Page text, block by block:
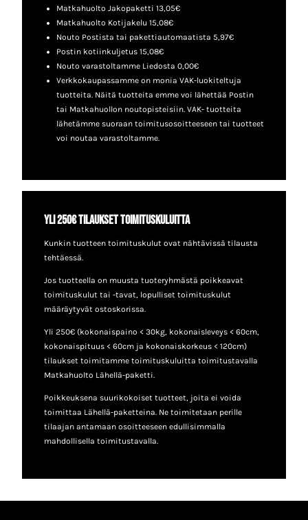
Matkahuolto Jakopaketti 13,05€
Matkahuolto Kotijakelu 15,08€
Nouto Postista tai pakettiautomaatista 5,97€
Postin kotiinkuljetus 15,08€
Nouto varastoltamme Liedosta 0,00€
Verkkokaupassamme on monia VAK-luokiteltuja
tuotteita. Näitä tuotteita emme voi lähettää Postin
tai Matkahuollon noutopisteisiin. VAK- tuotteita
lähetämme suoraan toimitusosoitteeseen tai tuotteet
voi noutaa varastoltamme.
Yli 250€ tilaukset toimituskuluitta
Kunkin tuotteen toimituskulut ovat nähtävissä tilausta
tehtäessä.
Jos tuotteella on muusta tuoteryhmästä poikkeavat
toimituskulut tai -tavat, lopulliset toimituskulut
määräytyvät ostoskorissa.
Yli 250€ (kokonaispaino < 30kg, kokonaisleveys < 60cm,
kokonaispituus < 60cm ja kokonaiskorkeus < 120cm)
tilaukset toimitamme toimituskuluitta toimitustavalla
Matkahuolto Lähellä-paketti.
Poikkeuksena suurikokoiset tuotteet, joita ei voida
toimittaa Lähellä-paketteina. Ne toimitetaan perille
tilaajan antamaan osoitteeseen edullisimmalla
mahdollisella toimitustavalla.